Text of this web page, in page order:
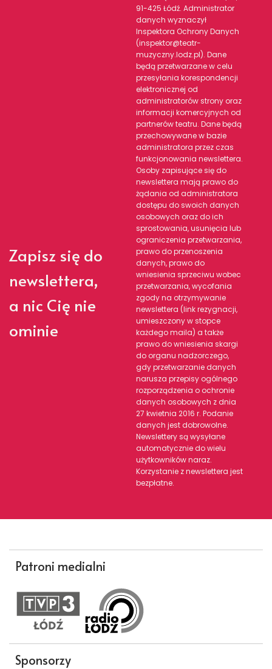
Zapisz się do
newslettera,
a nic Cię nie
ominie
91-425 Łódź. Administrator
danych wyznaczył
Inspektora Ochrony Danych
(inspektor@teatr-
muzyczny.lodz.pl). Dane
będą przetwarzane w celu
przesyłania korespondencji
elektronicznej od
administratorów strony oraz
informacji komercyjnych od
partnerów teatru. Dane będą
przechowywane w bazie
administratora przez czas
funkcjonowania newslettera.
Osoby zapisujące się do
newslettera mają prawo do
żądania od administratora
dostępu do swoich danych
osobowych oraz do ich
sprostowania, usunięcia lub
ograniczenia przetwarzania,
prawo do przenoszenia
danych, prawo do
wniesienia sprzeciwu wobec
przetwarzania, wycofania
zgody na otrzymywanie
newslettera (link rezygnacji,
umieszczony w stopce
każdego maila) a także
prawo do wniesienia skargi
do organu nadzorczego,
gdy przetwarzanie danych
narusza przepisy ogólnego
rozporządzenia o ochronie
danych osobowych z dnia
27 kwietnia 2016 r. Podanie
danych jest dobrowolne.
Newslettery są wysyłane
automatycznie do wielu
użytkowników naraz.
Korzystanie z newslettera jest
bezpłatne.
Patroni medialni
Sponsorzy